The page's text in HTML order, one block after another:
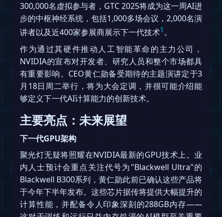
300,000名虚拟参与者，GTC 2025将成为这一周AI进
步的中枢神经系统，包括1,000多场会议，2,000名演
讲者以及近400家参展商展示下一代技术1 。
作为通过其硬件推动人工智能革命的主力公司，
NVIDIA的宣布对开发者、研究人员和整个市场都具
有重要影响。CEO黄仁勋备受期待的主题演讲定于3
月18日周二举行，将为大会定调，并很可能介绍能
够定义下一代AI计算能力的创新技术。
主要亮点：未来展望
下一代GPU架构
聚光灯无疑将照耀在NVIDIA最新的GPU技术上。业
内人士预计会重点关注代号为"Blackwell Ultra"的
Blackwell B300系列，黄仁勋此前已确认这些产品将
于今年下半年发布。这些芯片据传将提供大幅提升的
计算性能，并配备令人印象深刻的288GB内存——